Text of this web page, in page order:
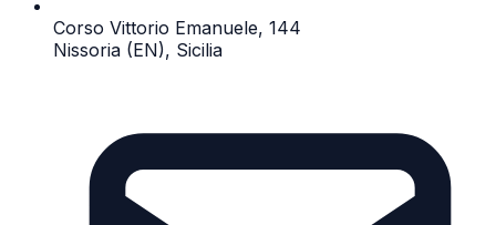
Corso Vittorio Emanuele, 144
Nissoria (EN), Sicilia